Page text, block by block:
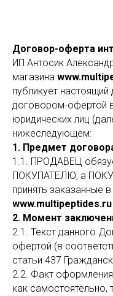
Договор-оферта
ИП Антосик
магазина
публикует
договором-офертой
юридических лиц
нижеследующем:
1. Предмет
1.1. ПРОДАВЕЦ
ПОКУПАТЕЛЮ, а
принять заказанные
www.multipeptides.ru
2. Момент
2.1. Текст данного
офертой (в
статьи 437
2.2. Факт
как самостоятельно,